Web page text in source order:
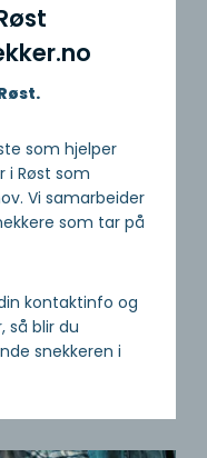
som hjelper
i Røst som
Vi samarbeider
som tar på
kontaktinfo og
så blir du
snekkeren i